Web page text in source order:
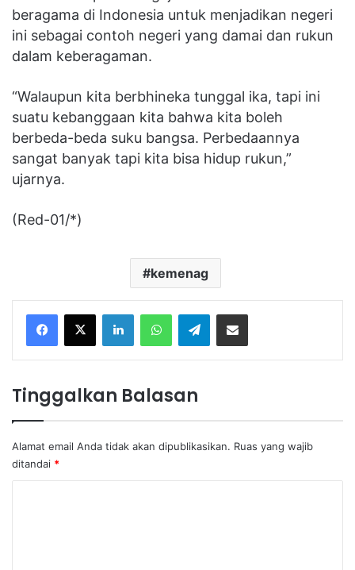
beragama di Indonesia untuk menjadikan negeri
ini sebagai contoh negeri yang damai dan rukun
dalam keberagaman.
“Walaupun kita berbhineka tunggal ika, tapi ini
suatu kebanggaan kita bahwa kita boleh
berbeda-beda suku bangsa. Perbedaannya
sangat banyak tapi kita bisa hidup rukun,”
ujarnya.
(Red-01/*)
kemenag
Facebook
X LinkedInWhatsAppTelegramShare via Email
Tinggalkan Balasan
Alamat email Anda tidak akan dipublikasikan. Ruas yang wajib
ditandai *